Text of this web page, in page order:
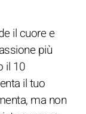
il cuore e
più
il 10
il tuo
ma non